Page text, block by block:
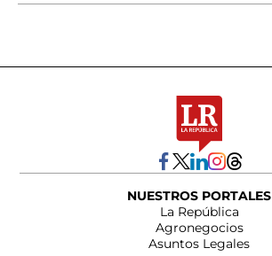
NUESTROS PORTALES
La República
Agronegocios
Asuntos Legales